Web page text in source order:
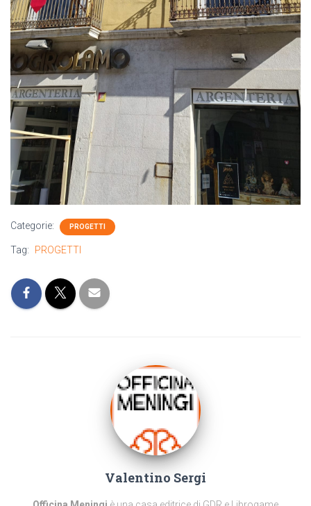
Categorie: PROGETTI
Tag: PROGETTI
Valentino Sergi